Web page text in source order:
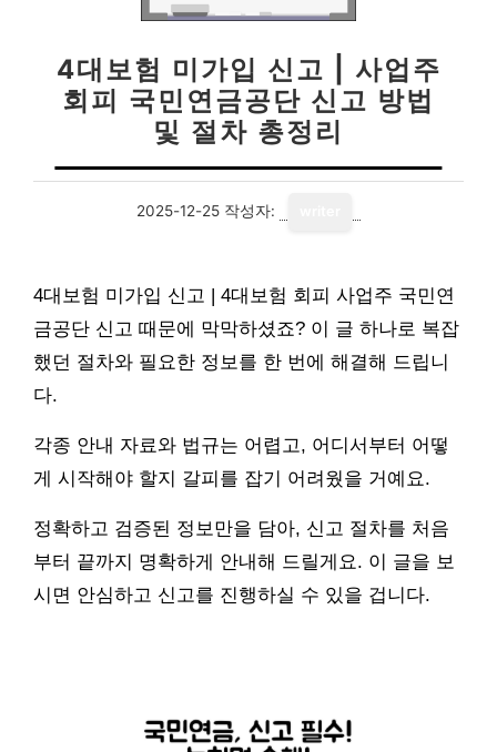
4대보험 미가입 신고 | 사업주
회피 국민연금공단 신고 방법
및 절차 총정리
2025-12-25 작성자:
4대보험 미가입 신고 | 4대보험 회피 사업주 국민연
금공단 신고 때문에 막막하셨죠? 이 글 하나로 복잡
했던 절차와 필요한 정보를 한 번에 해결해 드립니
다.
각종 안내 자료와 법규는 어렵고, 어디서부터 어떻
게 시작해야 할지 갈피를 잡기 어려웠을 거예요.
정확하고 검증된 정보만을 담아, 신고 절차를 처음
부터 끝까지 명확하게 안내해 드릴게요. 이 글을 보
시면 안심하고 신고를 진행하실 수 있을 겁니다.